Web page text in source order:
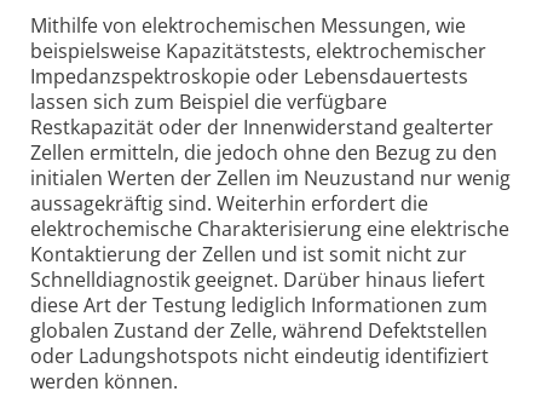
Mithilfe von elektrochemischen Messungen, wie
beispielsweise Kapazitätstests, elektrochemischer
Impedanzspektroskopie oder Lebensdauertests
lassen sich zum Beispiel die verfügbare
Restkapazität oder der Innenwiderstand gealterter
Zellen ermitteln, die jedoch ohne den Bezug zu den
initialen Werten der Zellen im Neuzustand nur wenig
aussagekräftig sind. Weiterhin erfordert die
elektrochemische Charakterisierung eine elektrische
Kontaktierung der Zellen und ist somit nicht zur
Schnelldiagnostik geeignet. Darüber hinaus liefert
diese Art der Testung lediglich Informationen zum
globalen Zustand der Zelle, während Defektstellen
oder Ladungshotspots nicht eindeutig identifiziert
werden können.